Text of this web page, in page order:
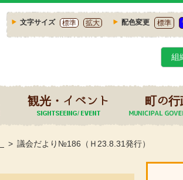
文字サイズ 標準 拡大 配色変更 標準
組
観光・イベント 町の行
議会だより№186（Ｈ23.8.31発行）